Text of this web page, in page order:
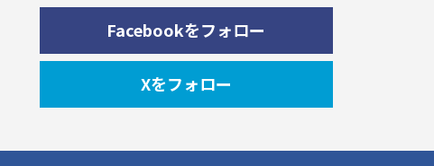
Facebookをフォロー
Xをフォロー